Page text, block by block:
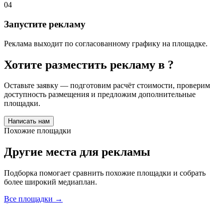
04
Запустите рекламу
Реклама выходит по согласованному графику на площадке.
Хотите разместить рекламу в ?
Оставьте заявку — подготовим расчёт стоимости, проверим
доступность размещения и предложим дополнительные
площадки.
Написать нам
Похожие площадки
Другие места для рекламы
Подборка помогает сравнить похожие площадки и собрать
более широкий медиаплан.
Все площадки →